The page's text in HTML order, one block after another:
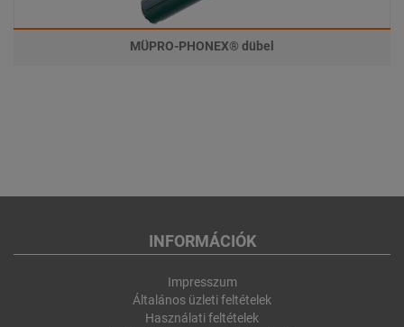
MÜPRO-PHONEX® dübel
INFORMÁCIÓK
Impresszum
Általános üzleti feltételek
Használati feltételek